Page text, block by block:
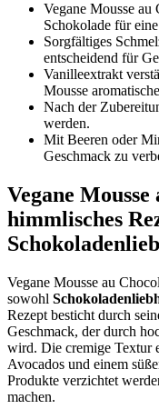
Vegane Mousse
Schokolade für
Sorgfältiges
entscheidend für
Vanilleextrakt
Mousse
Nach der
werden.
Mit Beeren oder
Geschmack zu
Vegane
himmlisches
Vegane Mousse au
sowohl
Rezept besticht durch
Geschmack, der durch
wird. Die cremige Textur
Avocados und einem
Produkte verzichtet
machen.